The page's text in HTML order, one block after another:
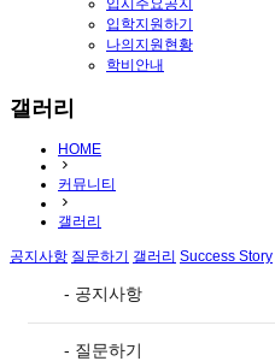
입시주요공지
입학지원하기
나의지원현황
학비안내
갤러리
HOME
커뮤니티
갤러리
공지사항 질문하기 갤러리 Success Story
- 공지사항
- 질문하기